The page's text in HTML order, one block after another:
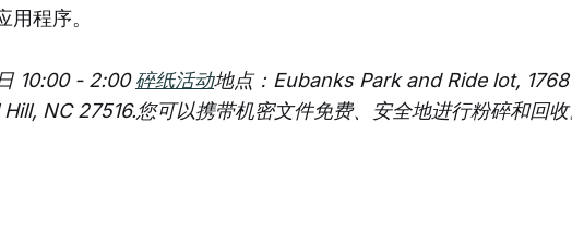
用程序。
10:00 - 2:00碎纸活动地点：Eubanks Park and Ride lot,
NC 27516.您可以携带机密文件免费、安全地进行粉碎和回收